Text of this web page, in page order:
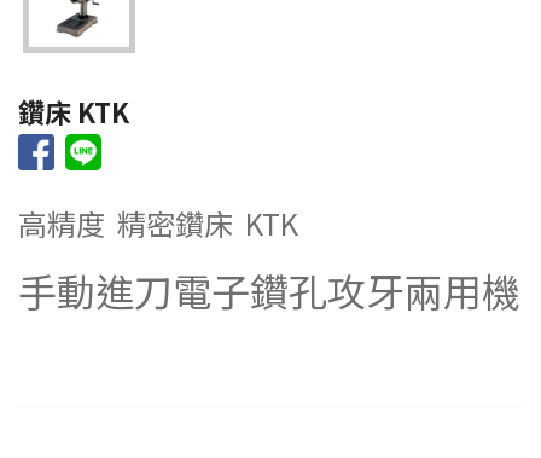
鑽床 KTK
高精度 精密鑽床 KTK
手動進刀電子鑽孔攻牙兩用機